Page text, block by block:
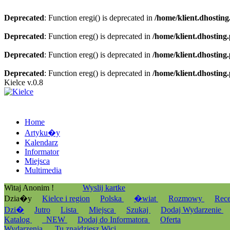
Deprecated: Function eregi() is deprecated in /home/
Deprecated: Function ereg() is deprecated in /home/
Deprecated: Function ereg() is deprecated in /home/
Deprecated: Function ereg() is deprecated in /home/
Kielce v.0.8
Home
Artyku�y
Kalendarz
Informator
Miejsca
Multimedia
Witaj Anonim !
Wyslij kartke
Dzia�y
Kielce i region Polska �wiat Rozmowy
Dzi�
Jutro Lista Miejsca Szukaj Dodaj Wydarzenie
Katalog
_NEW Dodaj do Informatora
Oferta